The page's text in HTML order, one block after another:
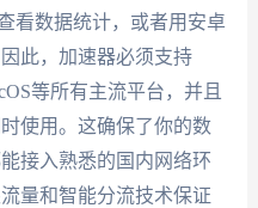
看数据统计，或者用安卓
此，加速器必须支持
等所有主流平台，并且
使用。这确保了你的数
接入熟悉的国内网络环
量和智能分流技术保证